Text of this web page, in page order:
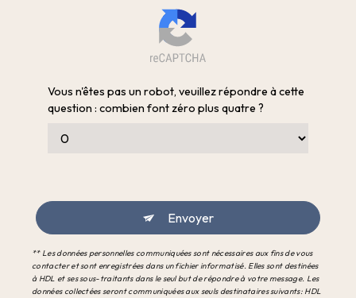
Vous n'êtes pas un robot, veuillez répondre à cette
question : combien font zéro plus quatre ?
Envoyer
** Les données personnelles communiquées sont nécessaires aux fins de vous
contacter et sont enregistrées dans un fichier informatisé. Elles sont destinées
à HDL et ses sous-traitants dans le seul but de répondre à votre message. Les
données collectées seront communiquées aux seuls destinataires suivants: HDL